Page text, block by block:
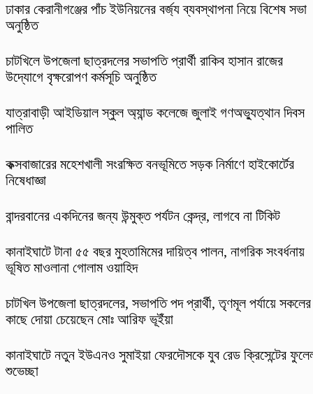
ঢাকার কেরানীগঞ্জের পাঁচ ইউনিয়নের বর্জ্য ব্যবস্থাপনা নিয়ে বিশেষ সভা
অনুষ্ঠিত
চাটখিলে উপজেলা ছাত্রদলের সভাপতি প্রার্থী রাকিব হাসান রাজের
উদ্যোগে বৃক্ষরোপণ কর্মসূচি অনুষ্ঠিত
যাত্রাবাড়ী আইডিয়াল স্কুল অ্যান্ড কলেজে জুলাই গণঅভ্যুত্থান দিবস
পালিত
কক্সবাজারের মহেশখালী সংরক্ষিত বনভূমিতে সড়ক নির্মাণে হাইকোর্টের
নিষেধাজ্ঞা
বান্দরবানের একদিনের জন্য উন্মুক্ত পর্যটন কেন্দ্র, লাগবে না টিকিট
কানাইঘাটে টানা ৫৫ বছর মুহতামিমের দায়িত্ব পালন, নাগরিক সংবর্ধনায়
ভূষিত মাওলানা গোলাম ওয়াহিদ
চাটখিল উপজেলা ছাত্রদলের, সভাপতি পদ প্রার্থী, তৃণমূল পর্যায়ে সকলের
কাছে দোয়া চেয়েছেন মোঃ আরিফ ভূইঁয়া
কানাইঘাটে নতুন ইউএনও সুমাইয়া ফেরদৌসকে যুব রেড ক্রিসেন্টের
শুভেচ্ছা